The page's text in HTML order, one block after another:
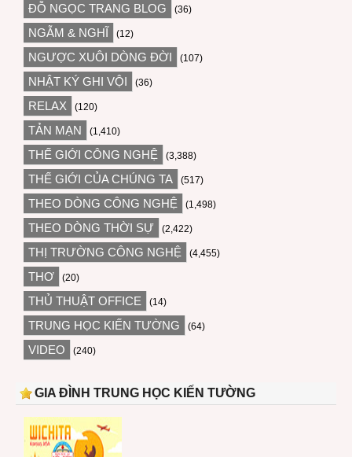
ĐỖ NGỌC TRANG BLOG (36)
NGẪM & NGHĨ (12)
NGƯỢC XUÔI DÒNG ĐỜI (107)
NHẬT KÝ GHI VỘI (36)
RELAX (120)
TẢN MẠN (1,410)
THẾ GIỚI CÔNG NGHỆ (3,388)
THẾ GIỚI CỦA CHÚNG TA (517)
THEO DÒNG CÔNG NGHỆ (1,498)
THEO DÒNG THỜI SỰ (2,422)
THỊ TRƯỜNG CÔNG NGHỆ (4,455)
THƠ (20)
THỦ THUẬT OFFICE (14)
TRUNG HỌC KIẾN TƯỜNG (64)
VIDEO (240)
GIA ĐÌNH TRUNG HỌC KIẾN TƯỜNG